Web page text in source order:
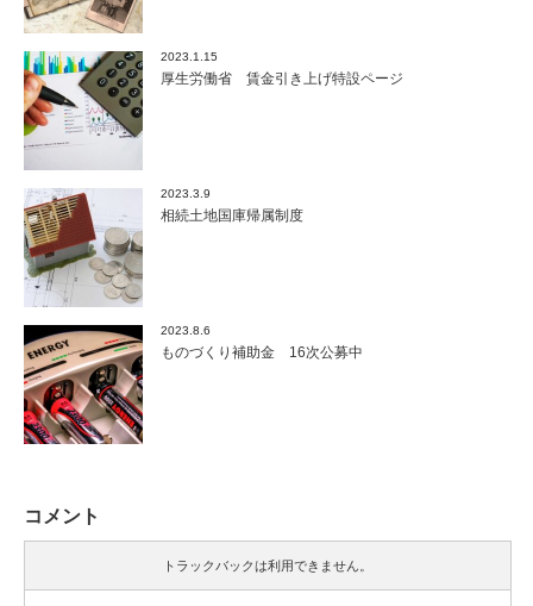
2023.1.15
厚生労働省 賃金引き上げ特設ページ
2023.3.9
相続土地国庫帰属制度
2023.8.6
ものづくり補助金 16次公募中
コメント
トラックバックは利用できません。